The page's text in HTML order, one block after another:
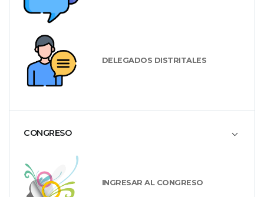
DELEGADOS DISTRITALES
CONGRESO
INGRESAR AL CONGRESO